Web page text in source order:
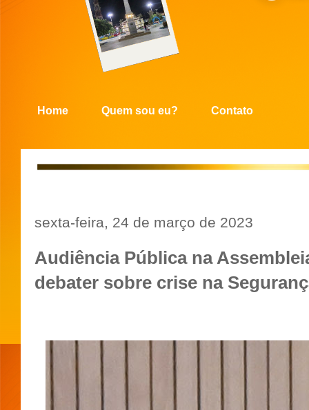
Home Quem sou eu? Contato
sexta-feira, 24 de março de 2023
Audiência Pública na
debater sobre crise na